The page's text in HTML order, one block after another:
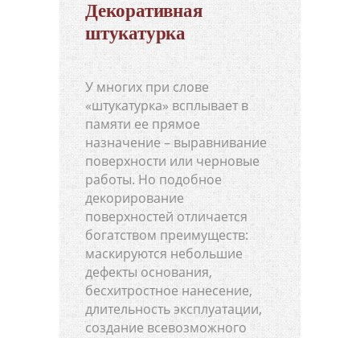
Декоративная
штукатурка
У многих при слове
«штукатурка» всплывает в
памяти ее прямое
назначение – выравнивание
поверхности или черновые
работы. Но подобное
декорирование
поверхностей отличается
богатством преимуществ:
маскируются небольшие
дефекты основания,
бесхитростное нанесение,
длительность эксплуатации,
создание всевозможного